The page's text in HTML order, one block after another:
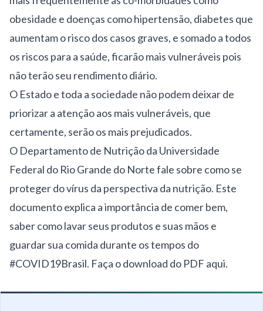
obesidade e doenças como hipertensão, diabetes que
aumentam o risco dos casos graves, e somado a todos
os riscos para a saúde, ficarão mais vulneráveis pois
não terão seu rendimento diário.
O Estado e toda a sociedade não podem deixar de
priorizar a atenção aos mais vulneráveis, que
certamente, serão os mais prejudicados.
O Departamento de Nutrição da Universidade
Federal do Rio Grande do Norte fale sobre como se
proteger do vírus da perspectiva da nutrição. Este
documento explica a importância de comer bem,
saber como lavar seus produtos e suas mãos e
guardar sua comida durante os tempos do
#COVID19Brasil. Faça o download do PDF aqui.